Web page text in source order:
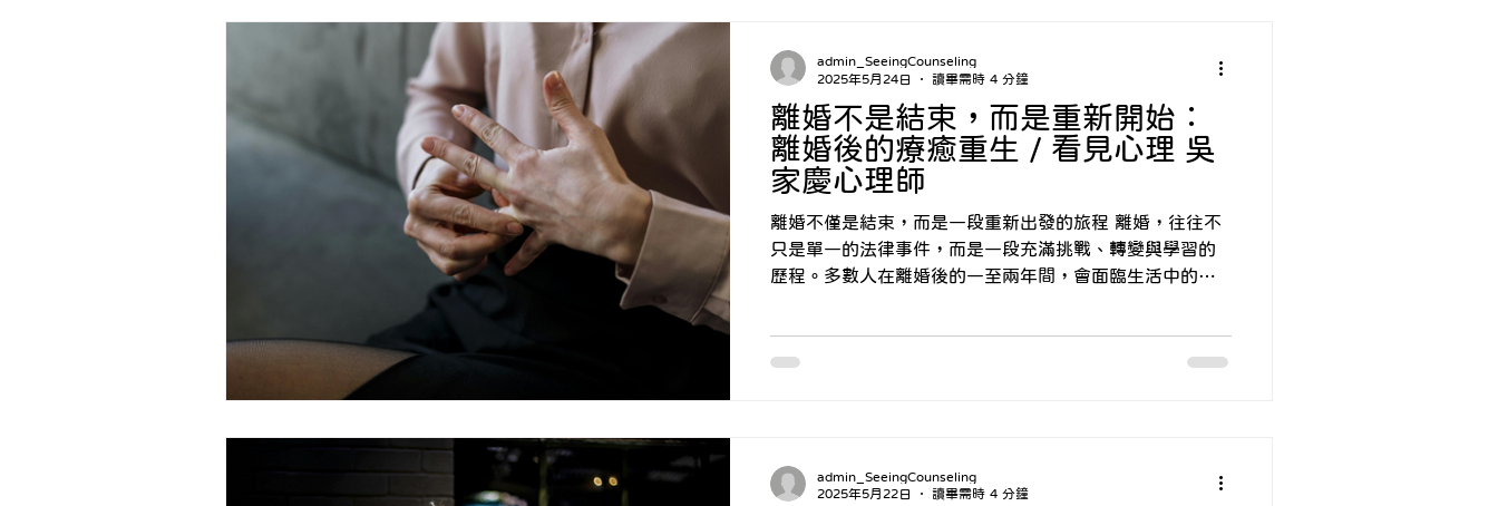
一些沒有說出口的話、沒有做到的承諾、沒有給出的陪
伴，讓我們在長大後的關係裡： • 害怕被丟下 • 害怕不被
需要 • 更害怕自己永遠得不到那份「歸屬感」 我們終究能
學會，為自己築一個家的感覺隨著年紀增長，我們終於發
現，我們有能力選擇，我們可以不再等、不再怪，也不再
委屈自己。我們可以這麼做： • 為自己打造一個覺得安全
顧自己、不再一味討好取悅慢慢地，我們不再只是那個等
待家的人，而是成為可以「給自己一個家」的那個人。 那
些你沒收到的溫暖
離婚不是結束，而是重新開始：
離婚後的療癒重生 / 看見心理 吳
家慶心理師
離婚不僅是結束，而是一段重新出發的旅程 離婚，往往不
只是單一的法律事件，而是一段充滿挑戰、轉變與學習的
歷程。多數人在離婚後的一至兩年間，會面臨生活中的劇
研究和臨床經驗顯示：雖然過程中很艱辛，但大多數人最
我懷疑等等。加上生活中可能出現各種變動，例如搬家、
財務重整、孩子監護的安排，與前伴侶家人關係的改變等
admin_SeeingCounseling
2025年5月24日
讀畢需時 4 分鐘
admin_SeeingCounseling
2025年5月22日
讀畢需時 4 分鐘